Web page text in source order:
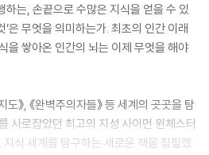
는, 손끝으로 수많은 지식을 얻을 수 있
’은 무엇을 의미하는가. 최초의 인간 이래
을 쌓아온 인간의 뇌는 이제 무엇을 해야
도》, 《완벽주의자들》 등 세계의 곳곳을 탐
사로잡았던 최고의 지성 사이먼 윈체스터
식 세계를 탐구하는 새로운 책을 집필했